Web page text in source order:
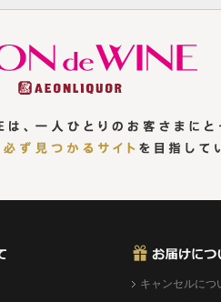
キャンセルにつ